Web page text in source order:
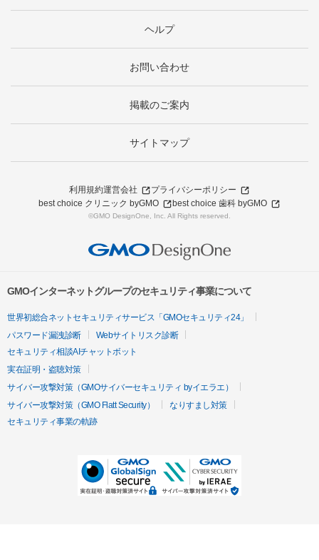
ヘルプ
お問い合わせ
掲載のご案内
サイトマップ
利用規約運営会社
プライバシーポリシー
best choice クリニック byGMO
best choice 歯科 byGMO
©GMO DesignOne, Inc. All Rights reserved.
GMOインターネットグループのセキュリティ事業について
世界初総合ネットセキュリティサービス「GMOセキュリティ24」
パスワード漏洩診断
Webサイトリスク診断
セキュリティ相談AIチャットボット
実在証明・盗聴対策
サイバー攻撃対策（GMOサイバーセキュリティ byイエラエ）
サイバー攻撃対策（GMO Flatt Security）
なりすまし対策
セキュリティ事業の軌跡